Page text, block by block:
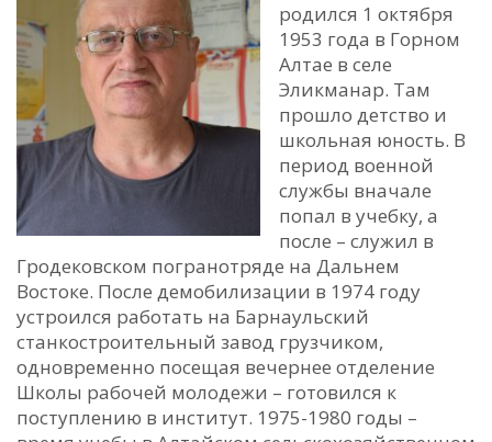
родился 1 октября
1953 года в Горном
Алтае в селе
Эликманар. Там
прошло детство и
школьная юность. В
период военной
службы вначале
попал в учебку, а
после – служил в
Гродековском погранотряде на Дальнем
Востоке. После демобилизации в 1974 году
устроился работать на Барнаульский
станкостроительный завод грузчиком,
одновременно посещая вечернее отделение
Школы рабочей молодежи – готовился к
поступлению в институт. 1975-1980 годы –